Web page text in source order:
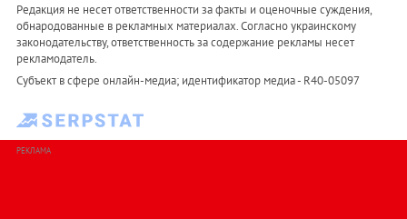
Редакция не несет ответственности за факты и оценочные суждения,
обнародованные в рекламных материалах. Согласно украинскому
законодательству, ответственность за содержание рекламы несет
рекламодатель.
Субъект в сфере онлайн-медиа; идентификатор медиа - R40-05097
РЕКЛАМА